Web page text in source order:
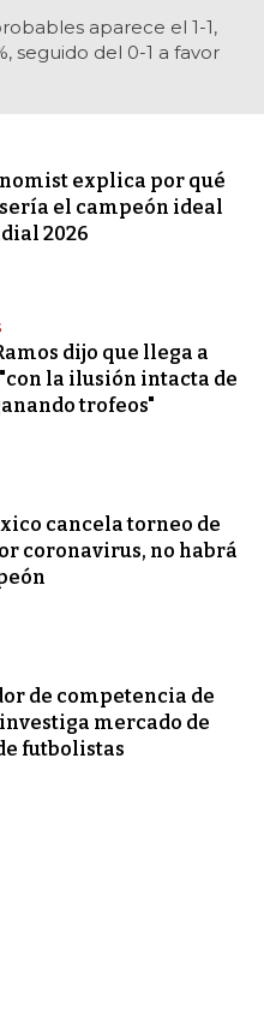
aparece el 1-1,
seguido del 0-1 a favor
explica por qué
el campeón ideal
2026
dijo que llega a
la ilusión intacta de
trofeos"
cancela torneo de
coronavirus, no habrá
de competencia de
mercado de
futbolistas